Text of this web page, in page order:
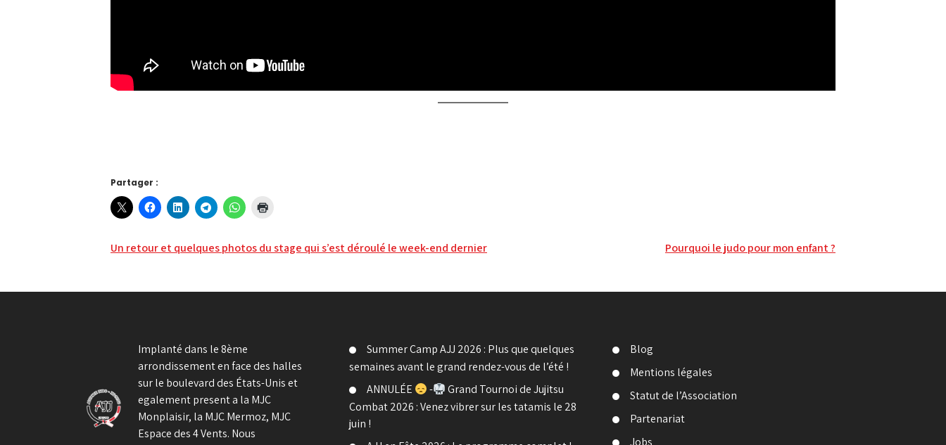
Partager :
Navigation
Un retour et quelques photos du stage qui s’est déroulé le week-end dernier Pourquoi le judo pour mon enfant ?
Implanté dans le 8ème
arrondissement en face des halles
sur le boulevard des États-Unis et
egalement present a la MJC
Monplaisir, la MJC Mermoz, MJC
Espace des 4 Vents. Nous
Summer Camp AJJ 2026 : Plus que quelques
semaines avant le grand rendez-vous de l’été !
ANNULÉE
-
Grand Tournoi de Jujitsu
Combat 2026 : Venez vibrer sur les tatamis le 28
juin !
Blog
Mentions légales
Statut de l’Association
Partenariat
Jobs